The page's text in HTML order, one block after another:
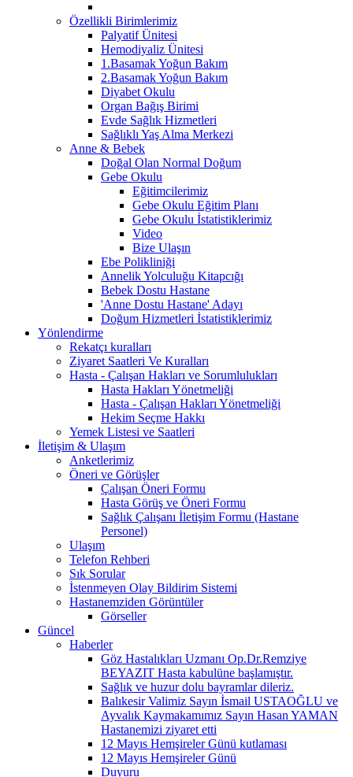
Özellikli Birimlerimiz
Palyatif Ünitesi
Hemodiyaliz Ünitesi
1.Basamak Yoğun Bakım
2.Basamak Yoğun Bakım
Diyabet Okulu
Organ Bağış Birimi
Evde Sağlık Hizmetleri
Sağlıklı Yaş Alma Merkezi
Anne & Bebek
Doğal Olan Normal Doğum
Gebe Okulu
Eğitimcilerimiz
Gebe Okulu Eğitim Planı
Gebe Okulu İstatistiklerimiz
Video
Bize Ulaşın
Ebe Polikliniği
Annelik Yolculuğu Kitapcığı
Bebek Dostu Hastane
'Anne Dostu Hastane' Adayı
Doğum Hizmetleri İstatistiklerimiz
Yönlendirme
Rekatçı kuralları
Ziyaret Saatleri Ve Kuralları
Hasta - Çalışan Hakları ve Sorumlulukları
Hasta Hakları Yönetmeliği
Hasta - Çalışan Hakları Yönetmeliği
Hekim Seçme Hakkı
Yemek Listesi ve Saatleri
İletişim & Ulaşım
Anketlerimiz
Öneri ve Görüşler
Çalışan Öneri Formu
Hasta Görüş ve Öneri Formu
Sağlık Çalışanı İletişim Formu (Hastane
Personel)
Ulaşım
Telefon Rehberi
Sık Sorular
İstenmeyen Olay Bildirim Sistemi
Hastanemziden Görüntüler
Görseller
Güncel
Haberler
Göz Hastalıkları Uzmanı Op.Dr.Remziye
BEYAZIT Hasta kabulüne başlamıştır.
Sağlık ve huzur dolu bayramlar dileriz.
Balıkesir Valimiz Sayın İsmail USTAOĞLU ve
Ayvalık Kaymakamımız Sayın Hasan YAMAN
Hastanemizi ziyaret etti
12 Mayıs Hemşireler Günü kutlaması
12 Mayıs Hemşireler Günü
Duyuru